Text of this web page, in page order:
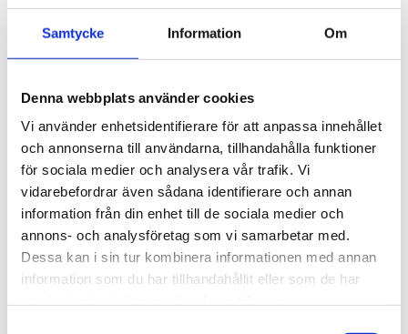
Samtycke Information Om
Denna webbplats använder cookies
Vi använder enhetsidentifierare för att anpassa innehållet
och annonserna till användarna, tillhandahålla funktioner
för sociala medier och analysera vår trafik. Vi
vidarebefordrar även sådana identifierare och annan
information från din enhet till de sociala medier och
annons- och analysföretag som vi samarbetar med.
Dessa kan i sin tur kombinera informationen med annan
information som du har tillhandahållit eller som de har
Storsäljande
takcykelhållare
2 395kr
2 595 kr
Horisontell kajakhållare
1 495kr
3 145kr
Lägg till i favoriter
POPULÄRAST!
Lägg